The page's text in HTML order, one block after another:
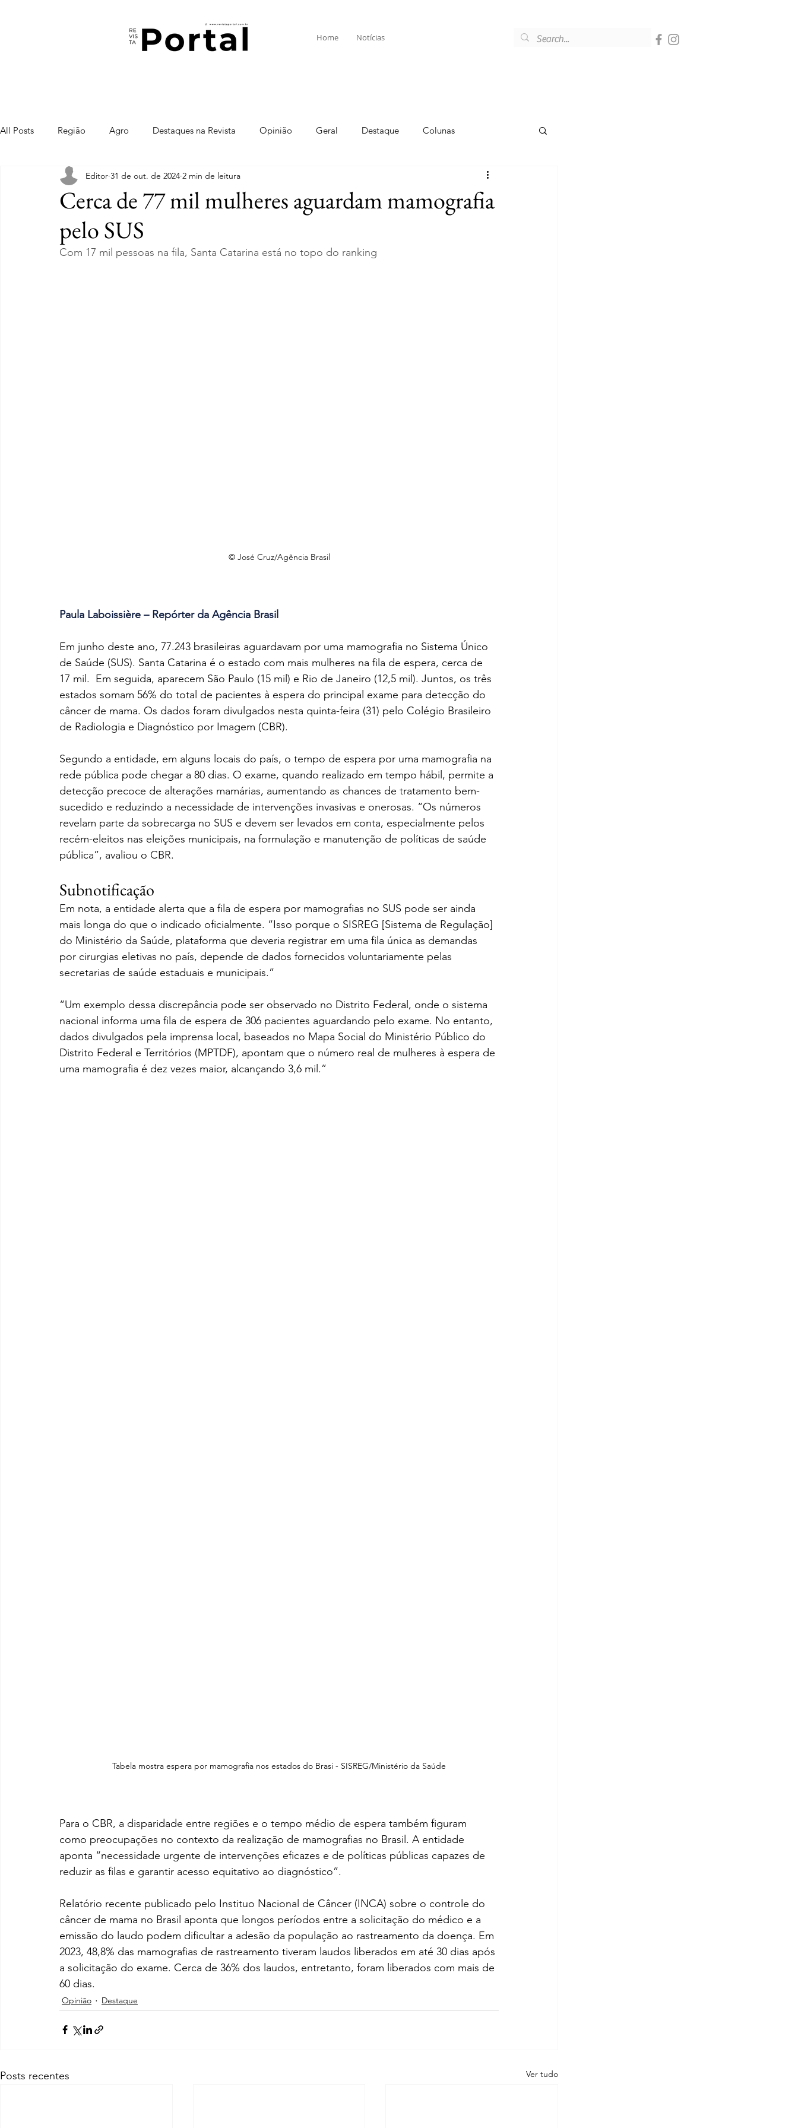
Home Notícias
All Posts Região Agro Destaques na Revista Opinião Geral Destaque Colunas
Cerca de 77 mil mulheres aguardam mamografia
pelo SUS
Editor 31 de out. de 2024 2 min de leitura
Com 17 mil pessoas na fila, Santa Catarina está no topo do ranking
© José Cruz/Agência Brasil
Paula Laboissière – Repórter da Agência Brasil
Em junho deste ano, 77.243 brasileiras aguardavam por uma mamografia no Sistema Único
de Saúde (SUS). Santa Catarina é o estado com mais mulheres na fila de espera, cerca de
17 mil.  Em seguida, aparecem São Paulo (15 mil) e Rio de Janeiro (12,5 mil). Juntos, os três
estados somam 56% do total de pacientes à espera do principal exame para detecção do
câncer de mama. Os dados foram divulgados nesta quinta-feira (31) pelo Colégio Brasileiro
de Radiologia e Diagnóstico por Imagem (CBR).
Segundo a entidade, em alguns locais do país, o tempo de espera por uma mamografia na
rede pública pode chegar a 80 dias. O exame, quando realizado em tempo hábil, permite a
detecção precoce de alterações mamárias, aumentando as chances de tratamento bem-
sucedido e reduzindo a necessidade de intervenções invasivas e onerosas. “Os números
revelam parte da sobrecarga no SUS e devem ser levados em conta, especialmente pelos
recém-eleitos nas eleições municipais, na formulação e manutenção de políticas de saúde
pública”, avaliou o CBR.
Subnotificação
Em nota, a entidade alerta que a fila de espera por mamografias no SUS pode ser ainda
mais longa do que o indicado oficialmente. “Isso porque o SISREG [Sistema de Regulação]
do Ministério da Saúde, plataforma que deveria registrar em uma fila única as demandas
por cirurgias eletivas no país, depende de dados fornecidos voluntariamente pelas
secretarias de saúde estaduais e municipais.”
“Um exemplo dessa discrepância pode ser observado no Distrito Federal, onde o sistema
nacional informa uma fila de espera de 306 pacientes aguardando pelo exame. No entanto,
dados divulgados pela imprensa local, baseados no Mapa Social do Ministério Público do
Distrito Federal e Territórios (MPTDF), apontam que o número real de mulheres à espera de
uma mamografia é dez vezes maior, alcançando 3,6 mil.”
Tabela mostra espera por mamografia nos estados do Brasi - SISREG/Ministério da Saúde
Para o CBR, a disparidade entre regiões e o tempo médio de espera também figuram
como preocupações no contexto da realização de mamografias no Brasil. A entidade
aponta “necessidade urgente de intervenções eficazes e de políticas públicas capazes de
reduzir as filas e garantir acesso equitativo ao diagnóstico”.
Relatório recente publicado pelo Instituo Nacional de Câncer (INCA) sobre o controle do
câncer de mama no Brasil aponta que longos períodos entre a solicitação do médico e a
emissão do laudo podem dificultar a adesão da população ao rastreamento da doença. Em
2023, 48,8% das mamografias de rastreamento tiveram laudos liberados em até 30 dias após
a solicitação do exame. Cerca de 36% dos laudos, entretanto, foram liberados com mais de
60 dias.
Opinião Destaque
Posts recentes Ver tudo